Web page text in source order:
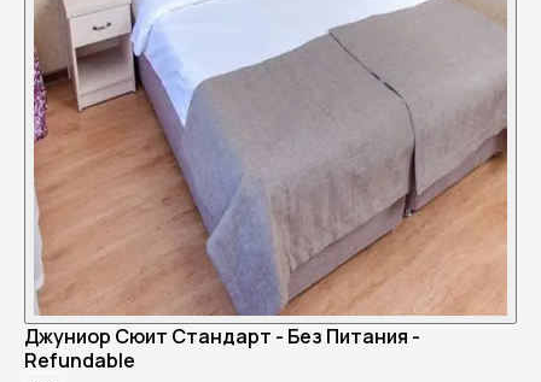
Джуниор Сюит Стандарт - Без Питания -
Refundable